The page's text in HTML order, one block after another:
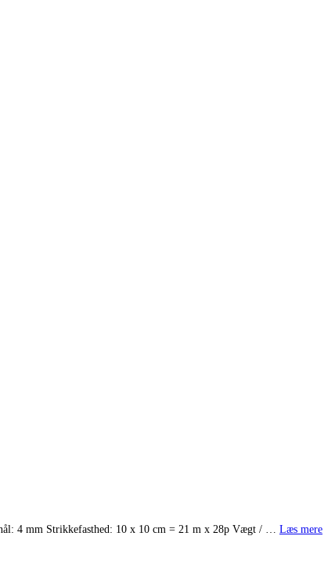
4 mm Strikkefasthed: 10 x 10 cm = 21 m x 28p Vægt / … Læs mere